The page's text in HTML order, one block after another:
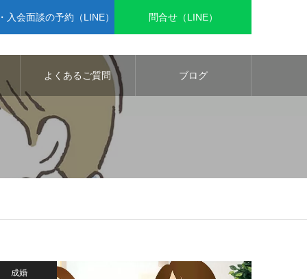
入会面談の予約（LINE） 問合せ（LINE）
よくあるご質問 ブログ
成婚